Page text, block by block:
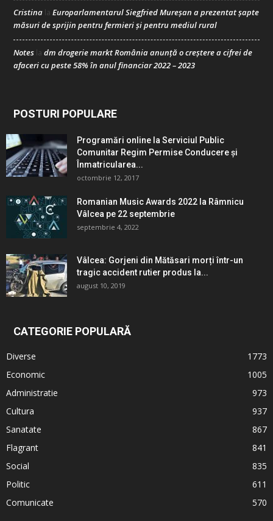
Cristina la Europarlamentarul Siegfried Mureșan a prezentat șapte
măsuri de sprijin pentru fermieri și pentru mediul rural
Notes la dm drogerie markt România anunță o creștere a cifrei de
afaceri cu peste 58% în anul financiar 2022 – 2023
POSTURI POPULARE
Programări online la Serviciul Public
Comunitar Regim Permise Conducere şi
Înmatricularea...
octombrie 12, 2017
Romanian Music Awards 2022 la Râmnicu
Vâlcea pe 22 septembrie
septembrie 4, 2022
Vâlcea: Gorjeni din Mătăsari morți într-un
tragic accident rutier produs la...
august 10, 2019
CATEGORIE POPULARĂ
Diverse
1773
Economic
1005
Administratie
973
Cultura
937
Sanatate
867
Flagrant
841
Social
835
Politic
611
Comunicate
570